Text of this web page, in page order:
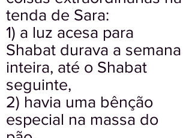
tenda de Sara:
1) a luz acesa para
Shabat durava a semana
inteira, até o Shabat
seguinte,
2) havia uma bênção
especial na massa do